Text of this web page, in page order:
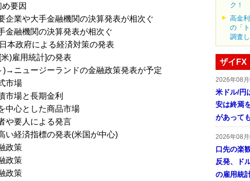
要因
企業や大手金融機関の決算発表が相次ぐ
金融機関の決算発表が相次ぐ
本政府による経済対策の発表
)雇用統計]の発表
)→ニュージーランドの金融政策発表が予定
市場
市場と長期金利
中心とした商品市場
や要人による発言
い経済指標の発表(米国が中心)
政策
政策
政策
ク！
高金
の「
調査
ザイFX
2026年08
米ドル/円
安は終焉
があって
2026年08
口先の楽
反発、ド
の雇用統